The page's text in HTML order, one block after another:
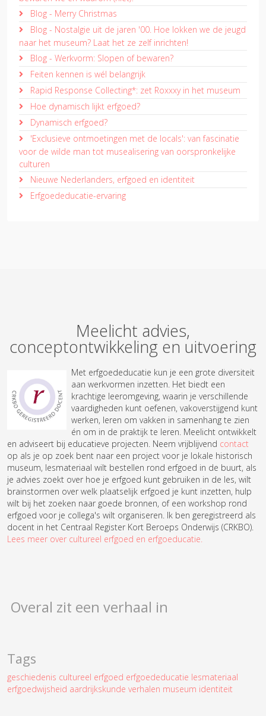
Blog - Merry Christmas
Blog - Nostalgie uit de jaren '00. Hoe lokken we de jeugd
naar het museum? Laat het ze zelf inrichten!
Blog - Werkvorm: Slopen of bewaren?
Feiten kennen is wél belangrijk
Rapid Response Collecting*: zet Roxxxy in het museum
Hoe dynamisch lijkt erfgoed?
Dynamisch erfgoed?
'Exclusieve ontmoetingen met de locals': van fascinatie
voor de wilde man tot musealisering van oorspronkelijke
culturen
Nieuwe Nederlanders, erfgoed en identiteit
Erfgoededucatie-ervaring
Meelicht advies,
conceptontwikkeling en uitvoering
Met erfgoededucatie kun je een grote diversiteit
aan werkvormen inzetten. Het biedt een
krachtige leeromgeving, waarin je verschillende
vaardigheden kunt oefenen, vakoverstijgend kunt
werken, leren om vakken in samenhang te zien
én om in de praktijk te leren. Meelicht ontwikkelt
en adviseert bij educatieve projecten. Neem vrijblijvend contact
op als je op zoek bent naar een project voor je lokale historisch
museum, lesmateriaal wilt bestellen rond erfgoed in de buurt, als
je advies zoekt over hoe je erfgoed kunt gebruiken in de les, wilt
brainstormen over welk plaatselijk erfgoed je kunt inzetten, hulp
wilt bij het zoeken naar goede bronnen, of een workshop rond
erfgoed voor je collega's wilt organiseren. Ik ben geregistreerd als
docent in het Centraal Register Kort Beroeps Onderwijs (CRKBO).
Lees meer over cultureel erfgoed en erfgoeducatie.
Overal zit een verhaal in
Tags
geschiedenis cultureel erfgoed erfgoededucatie lesmateriaal
erfgoedwijsheid aardrijkskunde verhalen museum identiteit